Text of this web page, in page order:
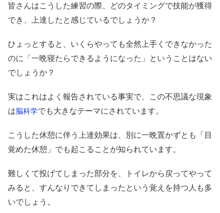
皆さんはこうした練習の際、どのタイミングで技能が獲得
でき、上達したと感じているでしょうか？
ひょっとすると、いくらやっても全然上手くできなかった
のに「一晩寝たらできるようになった」ということはない
でしょうか？
実はこれはよく報告されている事実で、この不思議な現象
は脳科学でも大きなテーマにされています。
こうした休憩に伴う上達効果は、別に一晩置かずとも「目
覚めた休憩」でも起こることが知られています。
難しくて投げてしまった部分を、トイレから戻ってやって
みると、すんなりできてしまったという覚えを持つ人も多
いでしょう。